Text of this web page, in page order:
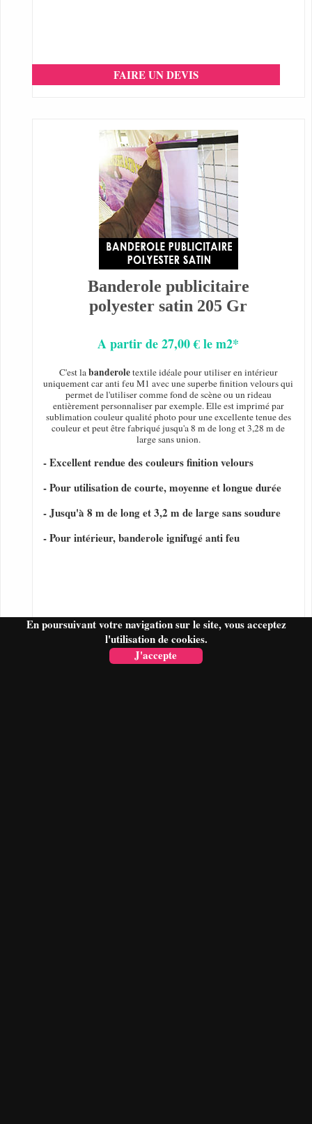
En poursuivant votre navigation sur le site, vous acceptez
l'utilisation de cookies.
J'accepte
FAIRE UN DEVIS
Banderole publicitaire
polyester satin 205 Gr
A partir de 27,00 € le m2*
C'est labanderoletextile idéale pour utiliser en intérieur
uniquement car anti feu M1 avec une superbe finition velours qui
permet de l'utiliser comme fond de scène ou un rideau
entièrement personnaliser par exemple. Elle est imprimé par
sublimation couleur qualité photo pour une excellente tenue des
couleur et peut être fabriqué jusqu'a 8 m de long et 3,28 m de
large sans union.
- Excellent rendue des couleurs finition velours
- Pour utilisation de courte, moyenne et longue durée
- Jusqu'à 8 m de long et 3,2 m de large sans soudure
- Pour intérieur, banderole ignifugé anti feu